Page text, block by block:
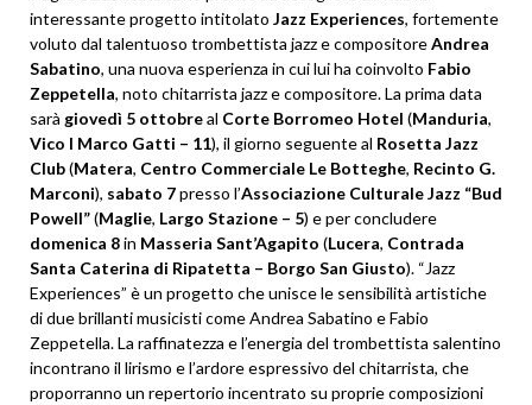
interessante progetto intitolato Jazz Experiences, fortemente
voluto dal talentuoso trombettista jazz e compositoreAndrea
Sabatino, una nuova esperienza in cui lui ha coinvolto Fabio
Zeppetella, noto chitarrista jazz e compositore. La prima data
sarà giovedì 5 ottobreal Corte Borromeo Hotel (Manduria,
Vico I Marco Gatti – 11), il giorno seguente al Rosetta Jazz
Club(Matera, Centro Commerciale Le Botteghe, Recinto G.
Marconi), sabato 7presso l’Associazione Culturale Jazz “Bud
Powell”(Maglie, Largo Stazione – 5) e per concludere
domenica 8in Masseria Sant’Agapito (Lucera, Contrada
Santa Caterina di Ripatetta – Borgo San Giusto). “Jazz
Experiences” è un progetto che unisce le sensibilità artistiche
di due brillanti musicisti come Andrea Sabatino e Fabio
Zeppetella. La raffinatezza e l’energia del trombettista salentino
incontrano il lirismo e l’ardore espressivo del chitarrista, che
proporranno un repertorio incentrato su proprie composizioni